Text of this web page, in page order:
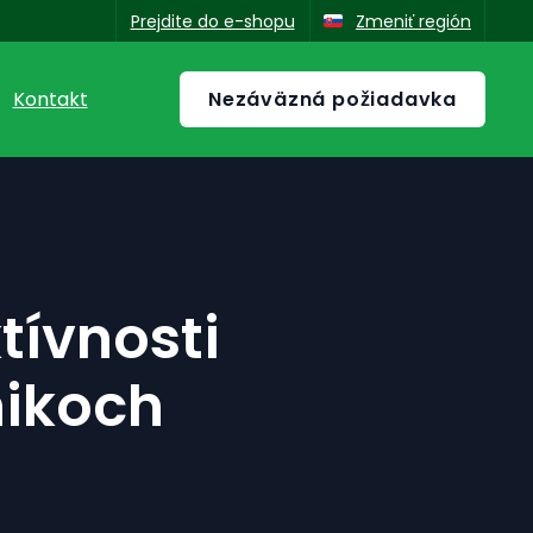
Prejdite do e-shopu Zmeniť región
Kontakt Nezáväzná požiadavka